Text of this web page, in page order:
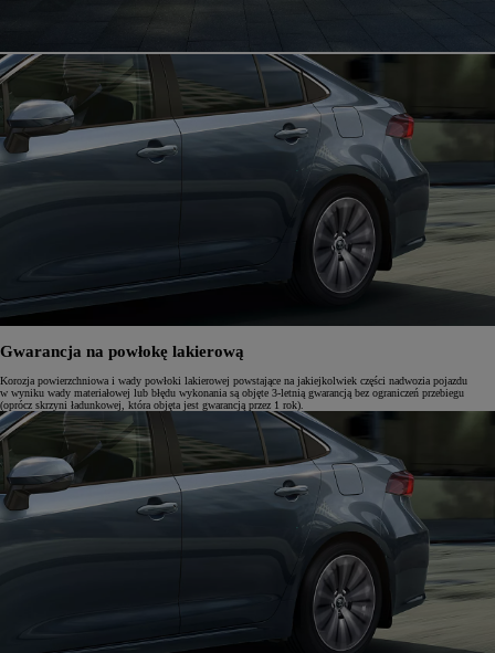
Gwarancja na powłokę lakierową
Korozja powierzchniowa i wady powłoki lakierowej powstające na jakiejkolwiek części nadwozia pojazdu
w wyniku wady materiałowej lub błędu wykonania są objęte 3-letnią gwarancją bez ograniczeń przebiegu
(oprócz skrzyni ładunkowej, która objęta jest gwarancją przez 1 rok).